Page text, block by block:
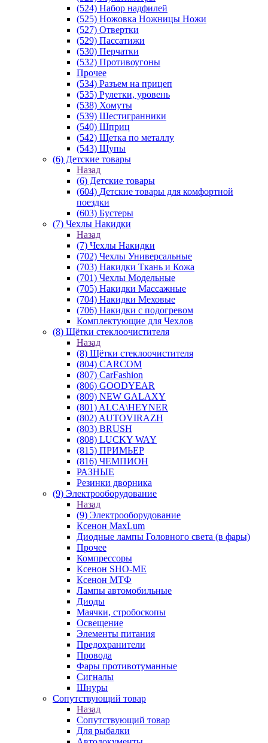
(524) Набор надфилей
(525) Ножовка Ножницы Ножи
(527) Отвертки
(529) Пассатижи
(530) Перчатки
(532) Противоугоны
Прочее
(534) Разъем на прицеп
(535) Рулетки, уровень
(538) Хомуты
(539) Шестигранники
(540) Шприц
(542) Щетка по металлу
(543) Щупы
(6) Детские товары
Назад
(6) Детские товары
(604) Детские товары для комфортной
поездки
(603) Бустеры
(7) Чехлы Накидки
Назад
(7) Чехлы Накидки
(702) Чехлы Универсальные
(703) Накидки Ткань и Кожа
(701) Чехлы Модельные
(705) Накидки Массажные
(704) Накидки Меховые
(706) Накидки с подогревом
Комплектующие для Чехлов
(8) Щётки стеклоочистителя
Назад
(8) Щётки стеклоочистителя
(804) CARCOM
(807) CarFashion
(806) GOODYEAR
(809) NEW GALAXY
(801) ALCA\HEYNER
(802) AUTOVIRAZH
(803) BRUSH
(808) LUCKY WAY
(815) ПРИМЬЕР
(816) ЧЕМПИОН
РАЗНЫЕ
Резинки дворника
(9) Электрооборудование
Назад
(9) Электрооборудование
Ксенон MaxLum
Диодные лампы Головного света (в фары)
Прочее
Компрессоры
Ксенон SHO-ME
Ксенон МТФ
Лампы автомобильные
Диоды
Маячки, стробоскопы
Освещение
Элементы питания
Предохранители
Провода
Фары противотуманные
Сигналы
Шнуры
Сопутствующий товар
Назад
Сопутствующий товар
Для рыбалки